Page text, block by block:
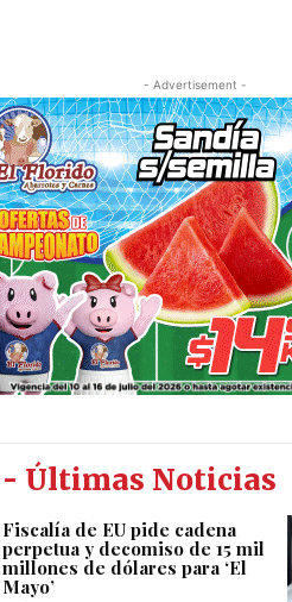
- Advertisement -
- Últimas Noticias
Fiscalía de EU pide cadena
perpetua y decomiso de 15 mil
millones de dólares para ‘El
Mayo’